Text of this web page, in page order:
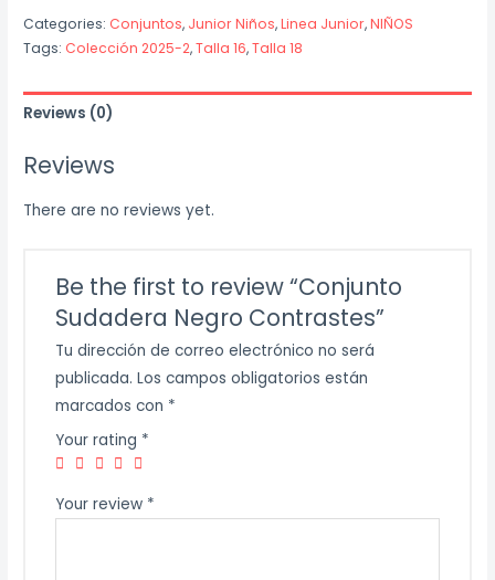
quantity
Categories: Conjuntos, Junior Niños,Linea Junior,NIÑOS
Tags: Colección 2025-2,Talla 16,Talla 18
Reviews (0)
Reviews
There are no reviews yet.
Be the first to review “Conjunto
Sudadera Negro Contrastes”
Tu dirección de correo electrónico no será
publicada. Los campos obligatorios están
marcados con *
Your rating *
Your review *